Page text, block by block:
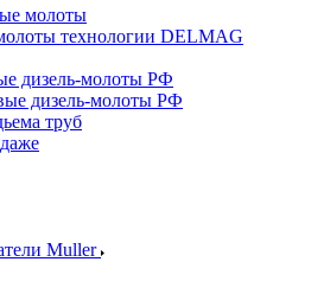
молоты
технологии DELMAG
дизель-молоты РФ
дизель-молоты РФ
труб
Muller